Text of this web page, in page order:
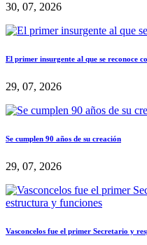
30, 07, 2026
El primer insurgente al que se reconoce
29, 07, 2026
Se cumplen 90 años de su creación
29, 07, 2026
Vasconcelos fue el primer Secretario y